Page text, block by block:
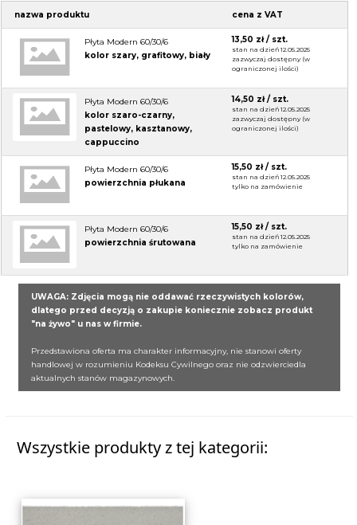
nazwa produktu cena z VAT
Płyta Modern 60/30/6
kolor szary, grafitowy, biały
13,50 zł / szt.
stan na dzień 12.05.2025
zazwyczaj dostępny (w
ograniczonej ilości)
Płyta Modern 60/30/6
kolor szaro-czarny,
pastelowy, kasztanowy,
cappuccino
14,50 zł / szt.
stan na dzień 12.05.2025
zazwyczaj dostępny (w
ograniczonej ilości)
Płyta Modern 60/30/6
powierzchnia płukana
15,50 zł / szt.
stan na dzień 12.05.2025
tylko na zamówienie
Płyta Modern 60/30/6
powierzchnia śrutowana
15,50 zł / szt.
stan na dzień 12.05.2025
tylko na zamówienie
UWAGA: Zdjęcia mogą nie oddawać rzeczywistych kolorów,
dlatego przed decyzją o zakupie koniecznie zobacz produkt
"na żywo" u nas w firmie.
Przedstawiona oferta ma charakter informacyjny, nie stanowi oferty
handlowej w rozumieniu Kodeksu Cywilnego oraz nie odzwierciedla
aktualnych stanów magazynowych.
Wszystkie produkty z tej kategorii: